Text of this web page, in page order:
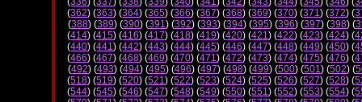
(362) (363) (364) (365) (366) (367) (368) (369) (370) (371) (372) (
(388) (389) (390) (391) (392) (393) (394) (395) (396) (397) (398) (
(414) (415) (416) (417) (418) (419) (420) (421) (422) (423) (424) (
(440) (441) (442) (443) (444) (445) (446) (447) (448) (449) (450) (
(466) (467) (468) (469) (470) (471) (472) (473) (474) (475) (476) (
(492) (493) (494) (495) (496) (497) (498) (499) (500) (501) (502) (
(518) (519) (520) (521) (522) (523) (524) (525) (526) (527) (528) (
(544) (545) (546) (547) (548) (549) (550) (551) (552) (553) (554) (